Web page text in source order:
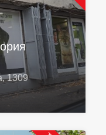
1309